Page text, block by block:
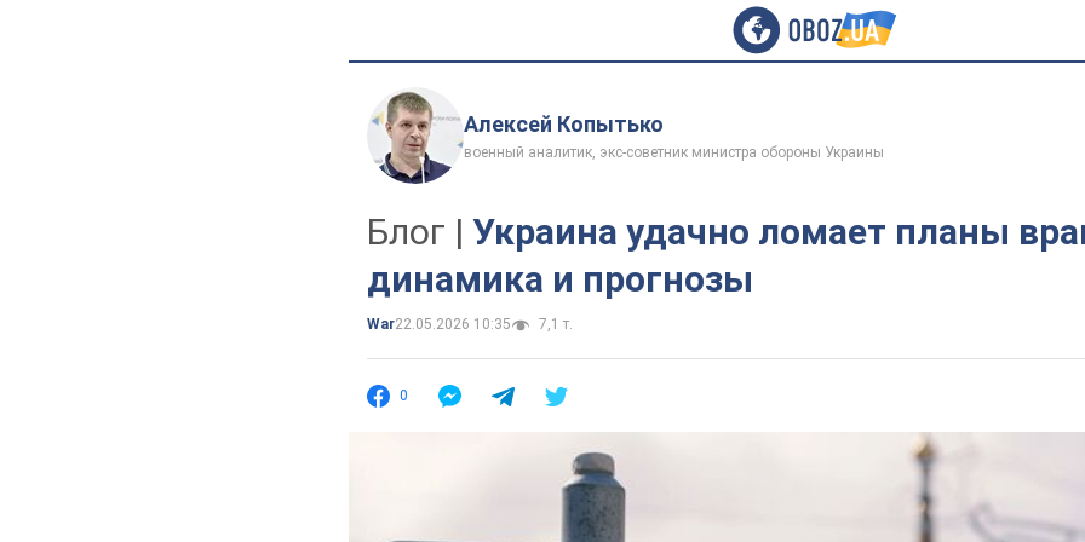
Алексей Копытько
военный аналитик, экс-советник министра обороны Украины
Блог | Украина удачно ломает планы
динамика и прогнозы
War22.05.2026 10:35 7,1 т.
0